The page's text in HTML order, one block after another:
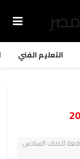
التعليم الفني